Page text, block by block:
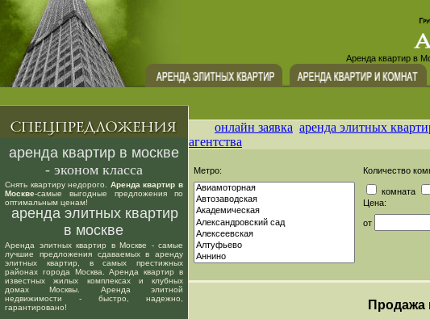
Аренда квартир в
аренда квартир в москве
- эконом класса
Снять квартиру недорого. Аренда квартир в
Москве-самые выгодные предложения по
оптимальным ценам!
аренда элитных квартир
в москве
Аренда элитных квартир в Москве - самые
лучшие предложения сдаваемых в аренду
элитных квартир, в самых престижных
районах города Москва. Аренда квартир в
известных жилых комплексах и клубных
домах Москвы. Аренда элитной
недвижимости - быстро, надежно,
гарантировано!
онлайн заявка аренда элитных
агентства
Метро: Количество
комната
Цена:
от
Продажа